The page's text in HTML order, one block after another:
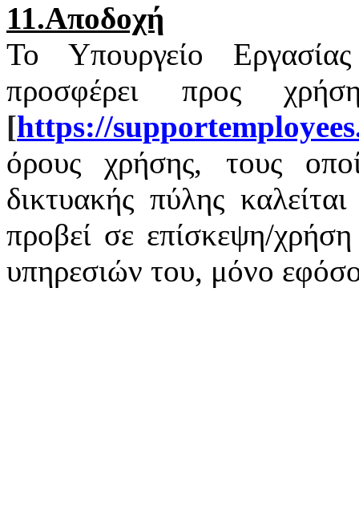
11.Αποδοχή
Το Υπουργείο
προσφέρει προς
[https://supportemployees
όρους χρήσης, τους
δικτυακής πύλης
προβεί σε επίσκεψη/
υπηρεσιών του, μόνο